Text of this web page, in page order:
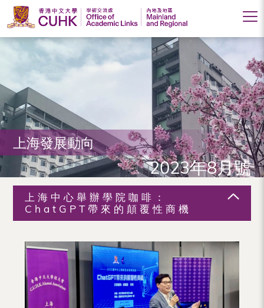
香
港
中
文
大
學
學
術
（內
上海發展動向
2023年8月號
上海中心舉辦學院咖啡：
ChatGPT帶來的顛覆性商機